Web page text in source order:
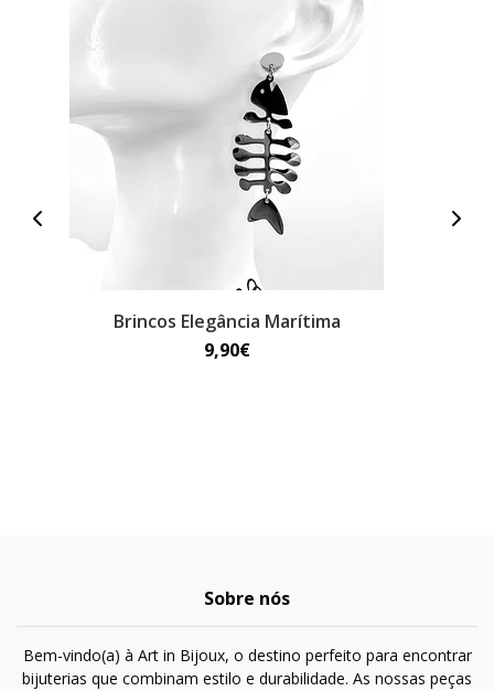
Brincos Elegância Marítima
9,90€
Sobre nós
Bem-vindo(a) à Art in Bijoux, o destino perfeito para encontrar
bijuterias que combinam estilo e durabilidade. As nossas peças